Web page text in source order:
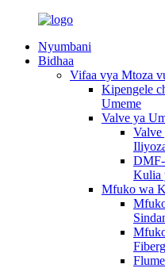
Nyumbani
Bidhaa
Vifaa vya Mtoza
Kipengele
Umeme
Valve ya
DMF-
Kulia
Mfuko wa